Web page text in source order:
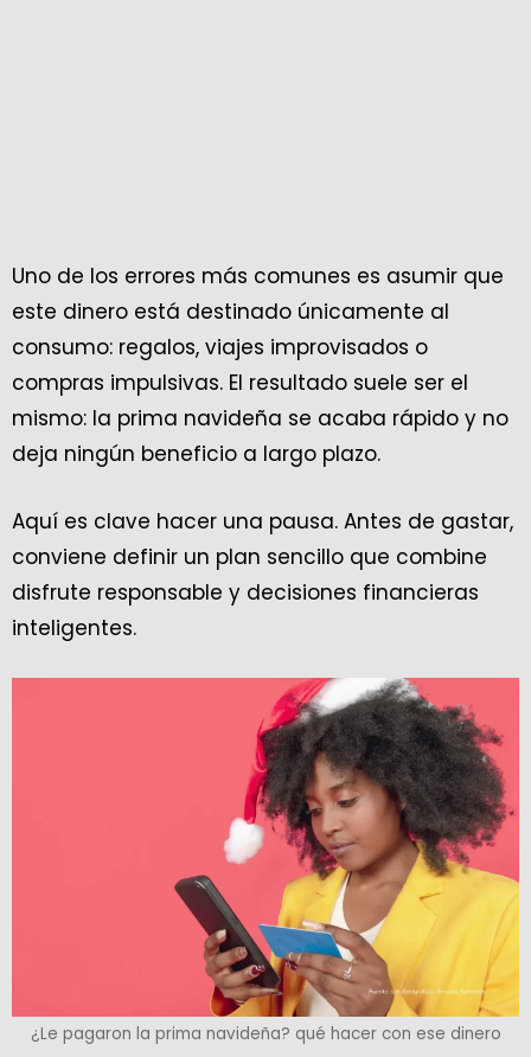
Uno de los errores más comunes es asumir que
este dinero está destinado únicamente al
consumo: regalos, viajes improvisados o
compras impulsivas. El resultado suele ser el
mismo: la prima navideña se acaba rápido y no
deja ningún beneficio a largo plazo.
Aquí es clave hacer una pausa. Antes de gastar,
conviene definir un plan sencillo que combine
disfrute responsable y decisiones financieras
inteligentes.
¿Le pagaron la prima navideña? qué hacer con ese dinero